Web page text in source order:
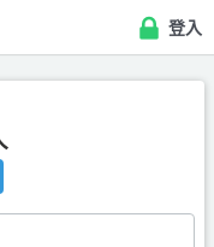
登入